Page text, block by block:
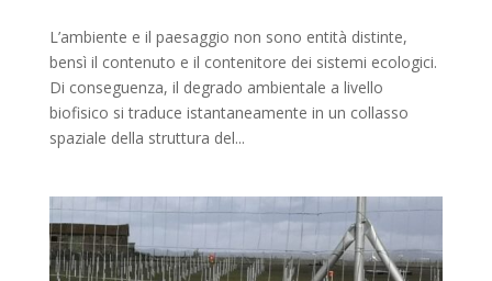
L’ambiente e il paesaggio non sono entità distinte,
bensì il contenuto e il contenitore dei sistemi ecologici.
Di conseguenza, il degrado ambientale a livello
biofisico si traduce istantaneamente in un collasso
spaziale della struttura del...